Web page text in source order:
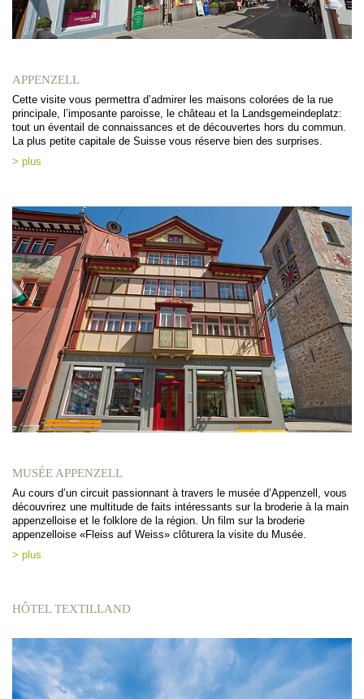
APPENZELL
Cette visite vous permettra d’admirer les maisons colorées de la rue
principale, l’imposante paroisse, le château et la Landsgemeindeplatz:
tout un éventail de connaissances et de découvertes hors du commun.
La plus petite capitale de Suisse vous réserve bien des surprises.
> plus
MUSÉE APPENZELL
Au cours d’un circuit passionnant à travers le musée d’Appenzell, vous
découvrirez une multitude de faits intéressants sur la broderie à la main
appenzelloise et le folklore de la région. Un film sur la broderie
appenzelloise «Fleiss auf Weiss» clôturera la visite du Musée.
> plus
HÔTEL TEXTILLAND